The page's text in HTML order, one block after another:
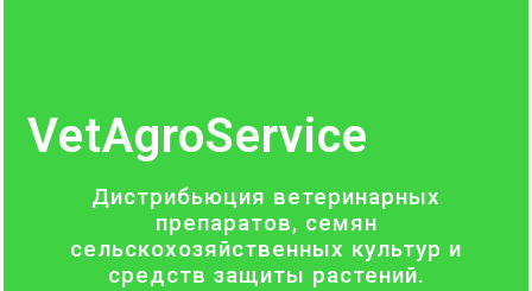
VetAgroService
Дистрибьюция ветеринарных
препаратов, семян
сельскохозяйственных культур и
средств защиты растений.